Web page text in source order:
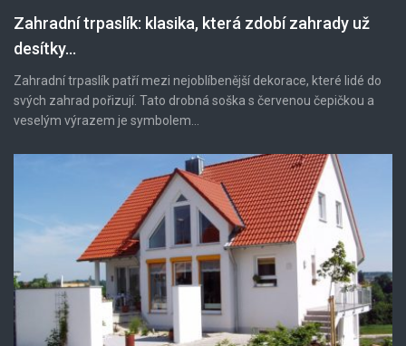
Zahradní trpaslík: klasika, která zdobí zahrady už
desítky...
Zahradní trpaslík patří mezi nejoblíbenější dekorace, které lidé do
svých zahrad pořizují. Tato drobná soška s červenou čepičkou a
veselým výrazem je symbolem...